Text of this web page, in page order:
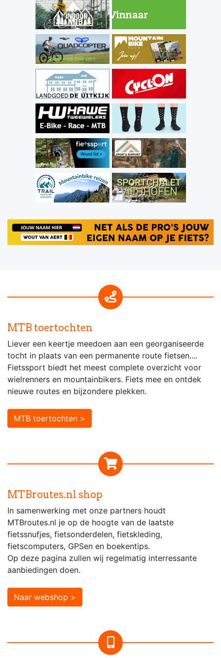
MTB toertochten
Liever een keertje meedoen aan een georganiseerde
tocht in plaats van een permanente route fietsen....
Fietssport biedt het meest complete overzicht voor
wielrenners en mountainbikers. Fiets mee en ontdek
nieuwe routes en bijzondere plekken.
MTB toertochten >
MTBroutes.nl shop
In samenwerking met onze partners houdt
MTBroutes.nl je op de hoogte van de laatste
fietssnufjes, fietsonderdelen, fietskleding,
fietscomputers, GPSen en boekentips.
Op deze pagina zullen wij regelmatig interressante
aanbiedingen doen.
Naar webshop >